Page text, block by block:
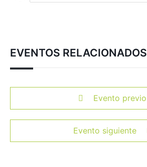
EVENTOS RELACIONADOS
Evento previo
Evento siguiente